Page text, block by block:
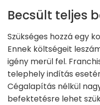
Becsült teljes
Szükséges hozzá egy
Ennek költségeit
igény merül fel.
telephely indítás
Cégalapítás nélkül
befektetésre lehet